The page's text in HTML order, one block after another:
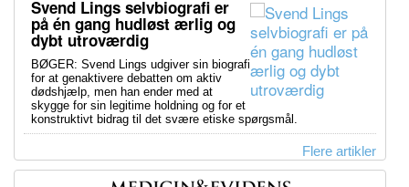
Svend Lings selvbiografi er
på én gang hudløst ærlig og
dybt utroværdig
BØGER: Svend Lings udgiver sin biografi
for at genaktivere debatten om aktiv
dødshjælp, men han ender med at
skygge for sin legitime holdning og for et
konstruktivt bidrag til det svære etiske spørgsmål.
Flere artikler